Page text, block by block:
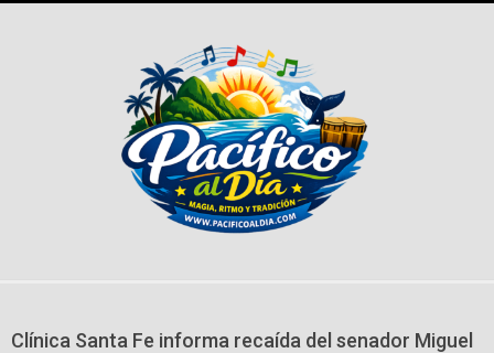
Clínica Santa Fe informa recaída del senador Miguel